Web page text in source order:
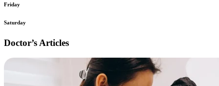
Friday
Saturday
Doctor’s Articles